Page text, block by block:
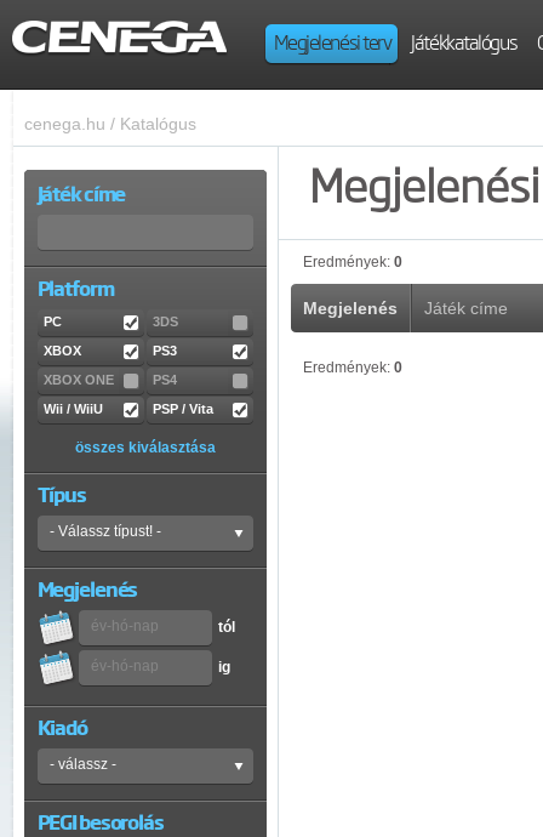
Megjelenési terv Játékkatalógus
cenega.hu / Katalógus
Játék címe
Platform
PC
3DS
XBOX
PS3
XBOX ONE
PS4
Wii / WiiU
PSP / Vita
összes kiválasztása
Típus
Megjelenés
tól
ig
Kiadó
PEGI besorolás
Eredmények: 0
Megjelenés Játék címe
Eredmények: 0